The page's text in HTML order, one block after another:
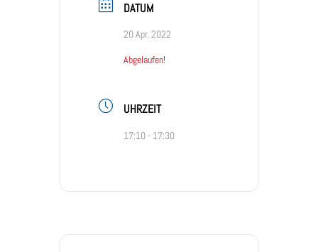
DATUM
20 Apr. 2022
Abgelaufen!
UHRZEIT
17:10 - 17:30